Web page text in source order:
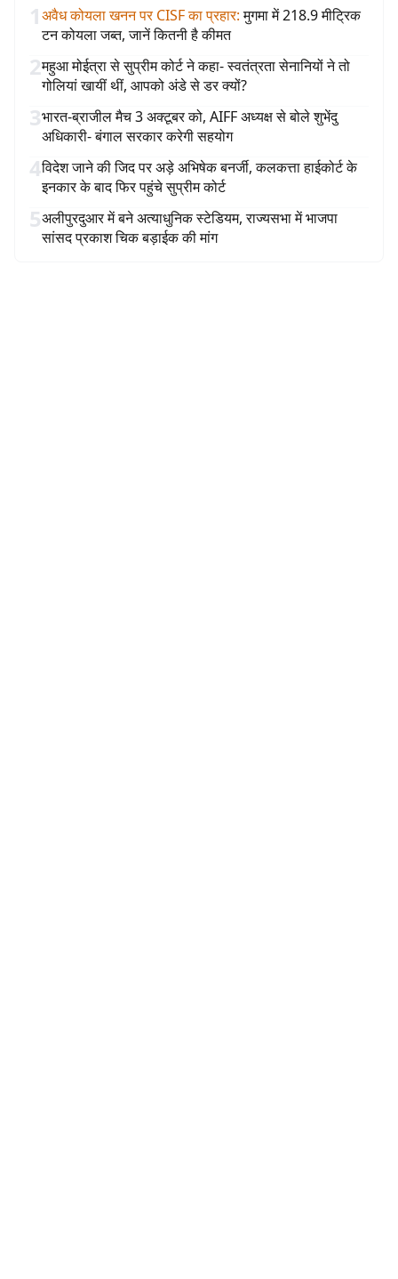
1अवैध कोयला खनन पर CISF का प्रहार: मुगमा में 218.9 मीट्रिक
टन कोयला जब्त, जानें कितनी है कीमत
2महुआ मोईत्रा से सुप्रीम कोर्ट ने कहा- स्वतंत्रता सेनानियों ने तो
गोलियां खायीं थीं, आपको अंडे से डर क्यों?
3भारत-ब्राजील मैच 3 अक्टूबर को, AIFF अध्यक्ष से बोले शुभेंदु
अधिकारी- बंगाल सरकार करेगी सहयोग
4विदेश जाने की जिद पर अड़े अभिषेक बनर्जी, कलकत्ता हाईकोर्ट के
इनकार के बाद फिर पहुंचे सुप्रीम कोर्ट
5अलीपुरदुआर में बने अत्याधुनिक स्टेडियम, राज्यसभा में भाजपा
सांसद प्रकाश चिक बड़ाईक की मांग